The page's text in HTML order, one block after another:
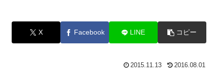
X Facebook LINE コピー
2015.11.13 2016.08.01